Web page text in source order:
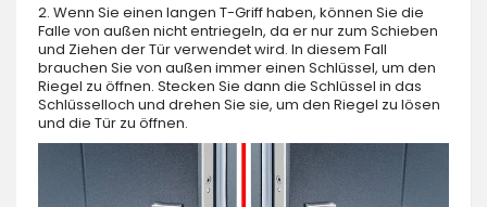
2. Wenn Sie einen langen T-Griff haben, können Sie die
Falle von außen nicht entriegeln, da er nur zum Schieben
und Ziehen der Tür verwendet wird. In diesem Fall
brauchen Sie von außen immer einen Schlüssel, um den
Riegel zu öffnen. Stecken Sie dann die Schlüssel in das
Schlüsselloch und drehen Sie sie, um den Riegel zu lösen
und die Tür zu öffnen.